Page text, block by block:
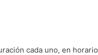
cada uno, en horario